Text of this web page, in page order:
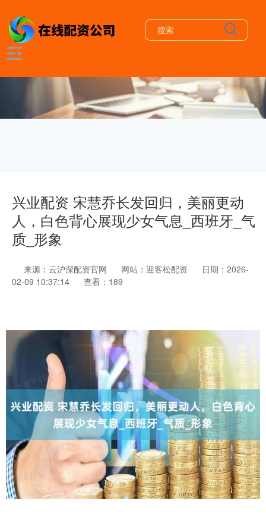
兴业配资 宋慧乔长发回归，美丽更动
人，白色背心展现少女气息_西班牙_气
质_形象
来源：云沪深配资官网 网站：迎客松配资
日期：2026-
02-09 10:37:14
查看：189